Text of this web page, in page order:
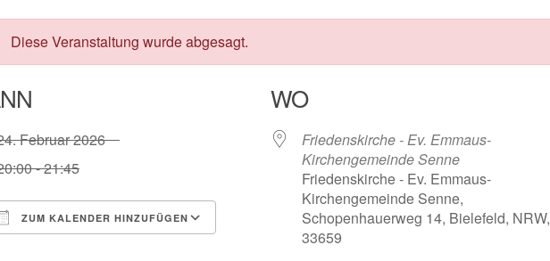
Diese Veranstaltung wurde abgesagt.
Februar 2026
- 21:45
ZUM KALENDER HINZUFÜGEN
Google Kalender
WO
Friedenskirche - Ev. Emmaus-
Kirchengemeinde Senne
Friedenskirche - Ev. Emmaus-
Kirchengemeinde Senne,
Schopenhauerweg 14, Bielefeld, NRW,
33659